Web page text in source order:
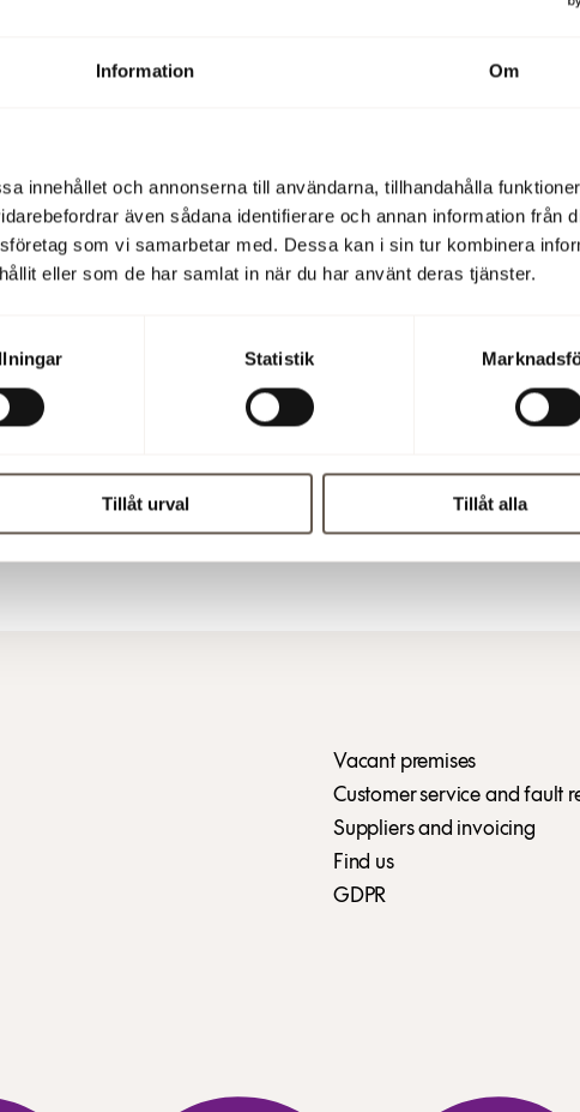
Information Om
innehållet och annonserna till användarna, tillhandahålla
även sådana identifierare och annan information från
som vi samarbetar med. Dessa kan i sin tur kombinera
eller som de har samlat in när du har använt deras tjänster.
Statistik
Tillåt urval Tillåt alla
contact:
46 (0)8 555 148 25, 46 (0)73 387 18 25
Vacant premises
Customer service and fault
Suppliers and invoicing
Find us
GDPR